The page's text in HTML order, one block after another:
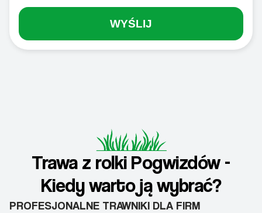
WYŚLIJ
Trawa z rolki Pogwizdów -
Kiedy warto ją wybrać?
PROFESJONALNE TRAWNIKI DLA FIRM